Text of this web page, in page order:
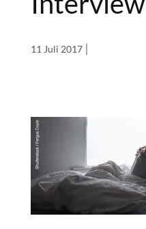
11 Juli 2017